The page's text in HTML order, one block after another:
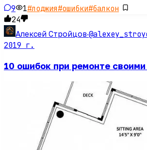
9 1#лоджия#ошибки#балкон
24
Алексей Стройцов·
2019 г.
10 ошибок при ремонте